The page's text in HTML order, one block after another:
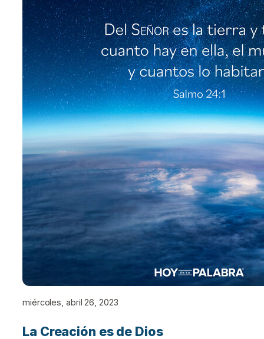
miércoles, abril 26, 2023
La Creación es de Dios